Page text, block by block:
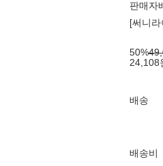
판매자
[써니
50%
24,108
배송
배송비